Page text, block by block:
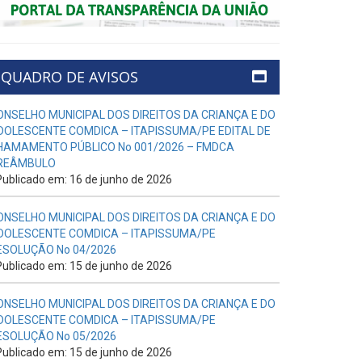
QUADRO DE AVISOS
MUNICIPAL DOS DIREITOS DA CRIANÇA E DO
COMDICA – ITAPISSUMA/PE EDITAL DE
PÚBLICO No 001/2026 – FMDCA
em: 16 de junho de 2026
MUNICIPAL DOS DIREITOS DA CRIANÇA E DO
COMDICA – ITAPISSUMA/PE
No 04/2026
em: 15 de junho de 2026
MUNICIPAL DOS DIREITOS DA CRIANÇA E DO
COMDICA – ITAPISSUMA/PE
No 05/2026
em: 15 de junho de 2026